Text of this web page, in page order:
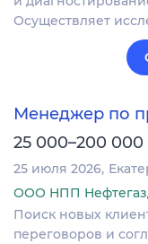
Осуществляет
Менеджер по
25 000–200 000
25 июля 2026
ООО НПП
Поиск новых
переговоров и